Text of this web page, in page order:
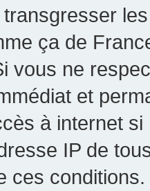
ça de
vous ne
et
à internet
IP de
ces